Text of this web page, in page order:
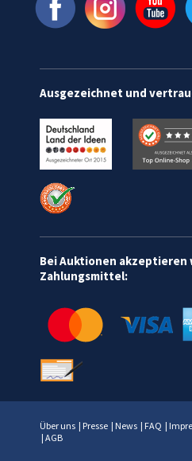
Ausgezeichnet und
Bei Auktionen
Zahlungsmittel:
Über uns | Presse | News | FAQ |
| AGB